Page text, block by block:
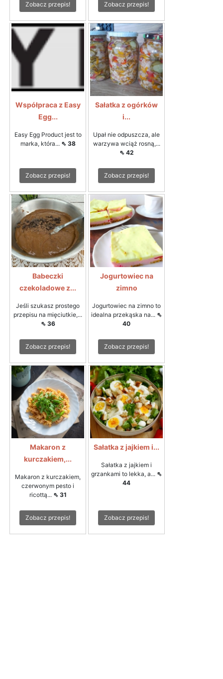
Zobacz przepis! Zobacz przepis!
Współpraca z Easy
Egg...
Easy Egg Product jest to
marka, która... ⇖ 38
Zobacz przepis!
Sałatka z ogórków
i...
Upał nie odpuszcza, ale
warzywa wciąż rosną,...
⇖ 42
Zobacz przepis!
Babeczki
czekoladowe z...
Jeśli szukasz prostego
przepisu na mięciutkie,...
⇖ 36
Zobacz przepis!
Jogurtowiec na
zimno
Jogurtowiec na zimno to
idealna przekąska na... ⇖
40
Zobacz przepis!
Makaron z
kurczakiem,...
Makaron z kurczakiem,
czerwonym pesto i
ricottą... ⇖ 31
Zobacz przepis!
Sałatka z jajkiem i...
Sałatka z jajkiem i
grzankami to lekka, a... ⇖
44
Zobacz przepis!